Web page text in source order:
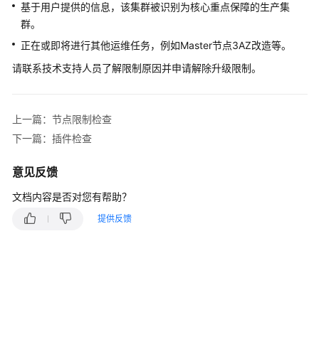
产
品
绍
费
说
基
础
基于用户提供的信息，该集群被识别为核心重点保障的生产集
群。
正在或即将进行其他运维任务，例如Master节点3AZ改造等。
请联系技术支持人员了解限制原因并申请解除升级限制。
上一篇：节点限制检查
下一篇：插件检查
意见反馈
文档内容是否对您有帮助？
提供反馈